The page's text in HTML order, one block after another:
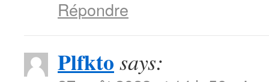
Répondre
Plfkto says: